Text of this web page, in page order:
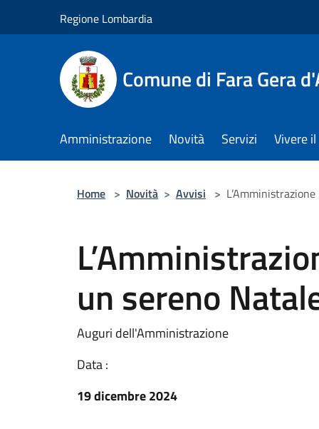
Regione Lombardia
Comune di Fara Gera
Amministrazione Novità Servizi Vivere
Home > Novità > Avvisi >
un sereno
Auguri dell'Amministrazione
Data :
19 dicembre 2024